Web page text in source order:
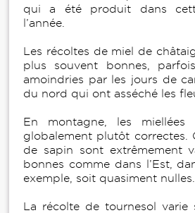
qui a été produit dans
l’année.
Les récoltes de miel de
plus souvent bonnes,
amoindries par les jours de
du nord qui ont asséché les
En montagne, les miellées
globalement plutôt correctes.
de sapin sont extrêmement
bonnes comme dans l’Est,
exemple, soit quasiment nulles.
La récolte de tournesol varie